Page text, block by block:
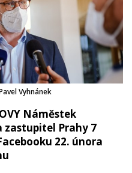
Vyhnánek
Náměstek
zastupitel Prahy 7
22. února